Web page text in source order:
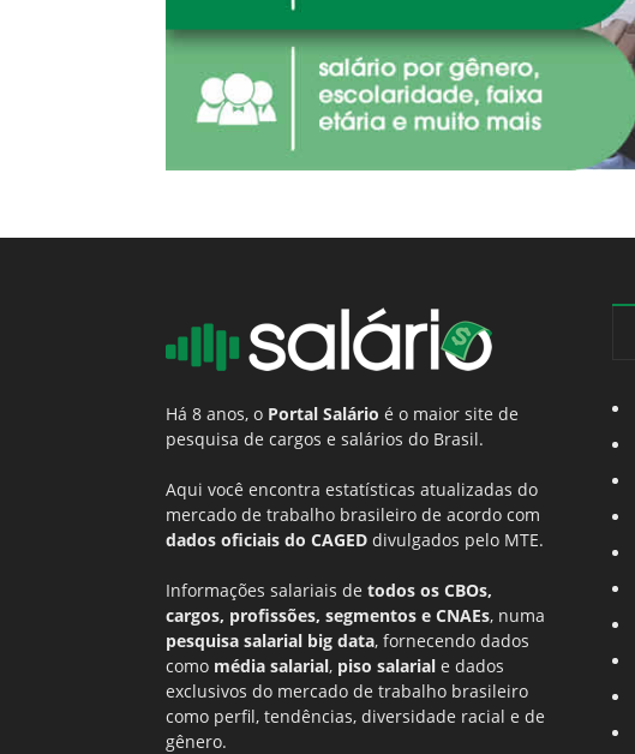
Há 8 anos, o Portal Salário é o maior site de
pesquisa de cargos e salários do Brasil.
Aqui você encontra estatísticas atualizadas do
mercado de trabalho brasileiro de acordo com
dados oficiais do CAGED divulgados pelo MTE.
Informações salariais de todos os CBOs,
cargos, profissões, segmentos e CNAEs, numa
pesquisa salarial big data, fornecendo dados
como média salarial, piso salarial e dados
exclusivos do mercado de trabalho brasileiro
como perfil, tendências, diversidade racial e de
gênero.